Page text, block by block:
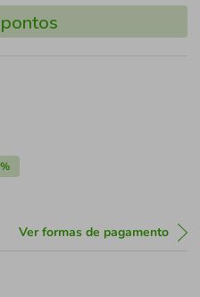
pontos
Ver formas de pagamento